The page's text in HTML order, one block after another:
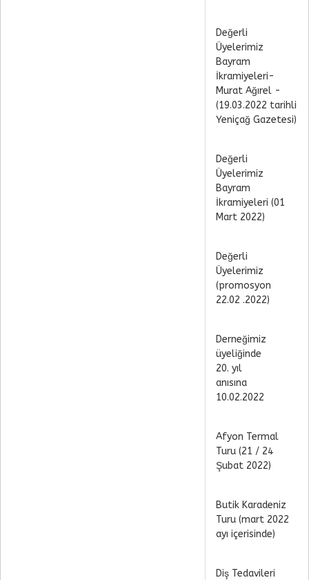
Değerli
Üyelerimiz
Bayram
İkramiyeleri-
Murat Ağırel -
(19.03.2022 tarihli
Yeniçağ Gazetesi)
Değerli
Üyelerimiz
Bayram
İkramiyeleri (01
Mart 2022)
Değerli
Üyelerimiz
(promosyon
22.02 .2022)
Derneğimiz
üyeliğinde
20. yıl
anısına
10.02.2022
Afyon Termal
Turu (21 / 24
Şubat 2022)
Butik Karadeniz
Turu (mart 2022
ayı içerisinde)
Diş Tedavileri